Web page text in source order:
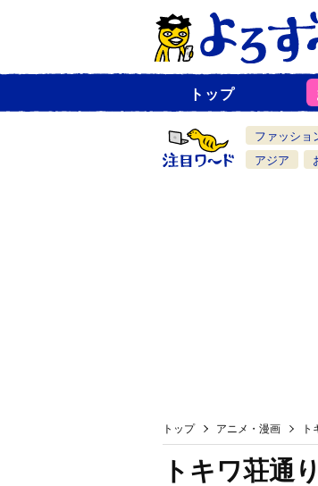
ュ
一
覧
トップ
ファッショ
アジア
トップ アニメ・漫画
トキワ荘通